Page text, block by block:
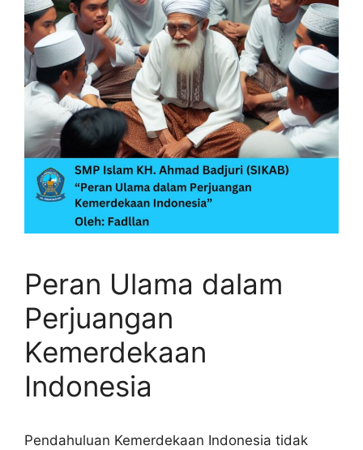
Peran Ulama dalam
Perjuangan
Kemerdekaan
Indonesia
Pendahuluan Kemerdekaan Indonesia tidak